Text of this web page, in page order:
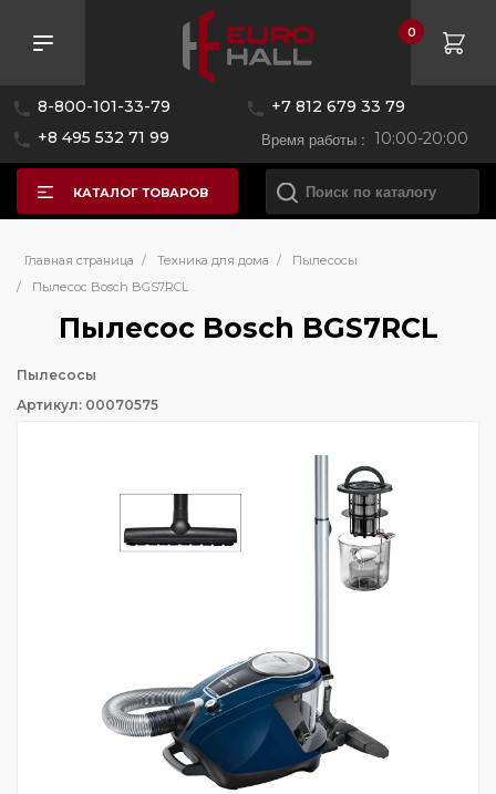
8-800-101-33-79
+7 812 679 33 79
+8 495 532 71 99
Время работы : 10:00-20:00
0
КАТАЛОГ ТОВАРОВ
Главная страница / Техника для дома /
Пылесосы
/
Пылесос Bosch BGS7RCL
Пылесос Bosch BGS7RCL
Пылесосы
Артикул: 00070575